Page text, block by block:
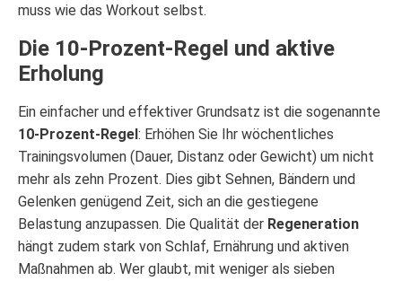
muss wie das Workout selbst.
Die 10-Prozent-Regel und aktive
Erholung
Ein einfacher und effektiver Grundsatz ist die sogenannte
10-Prozent-Regel: Erhöhen Sie Ihr wöchentliches
Trainingsvolumen (Dauer, Distanz oder Gewicht) um nicht
mehr als zehn Prozent. Dies gibt Sehnen, Bändern und
Gelenken genügend Zeit, sich an die gestiegene
Belastung anzupassen. Die Qualität der Regeneration
hängt zudem stark von Schlaf, Ernährung und aktiven
Maßnahmen ab. Wer glaubt, mit weniger als sieben